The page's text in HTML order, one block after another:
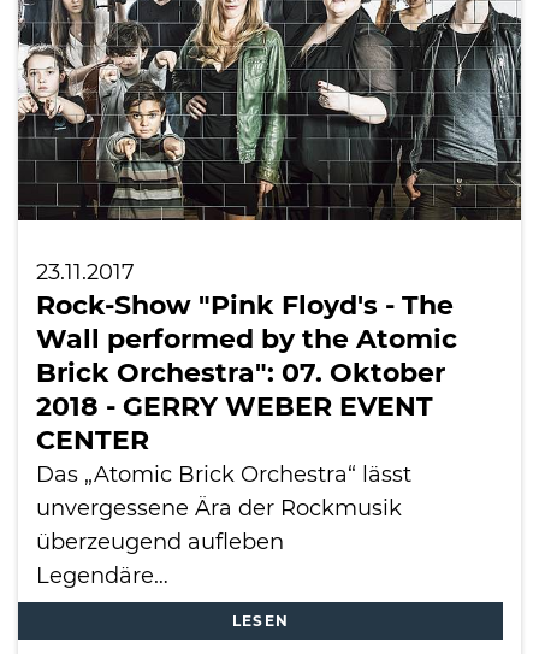
23.11.2017
Rock-Show "Pink Floyd's - The
Wall performed by the Atomic
Brick Orchestra": 07. Oktober
2018 - GERRY WEBER EVENT
CENTER
Das „Atomic Brick Orchestra“ lässt
unvergessene Ära der Rockmusik
überzeugend aufleben
Legendäre…
LESEN